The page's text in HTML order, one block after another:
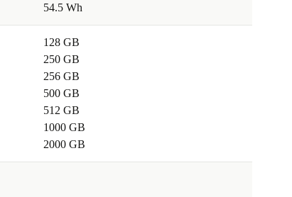
54.5 Wh
128 GB
250 GB
256 GB
500 GB
512 GB
1000 GB
2000 GB